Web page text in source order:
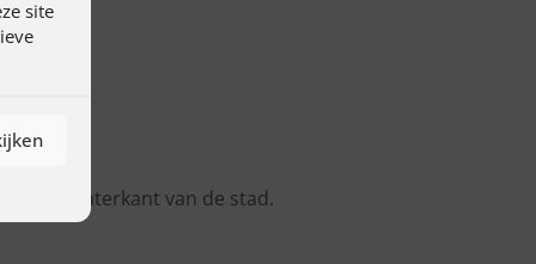
site
de waterkant van de stad.